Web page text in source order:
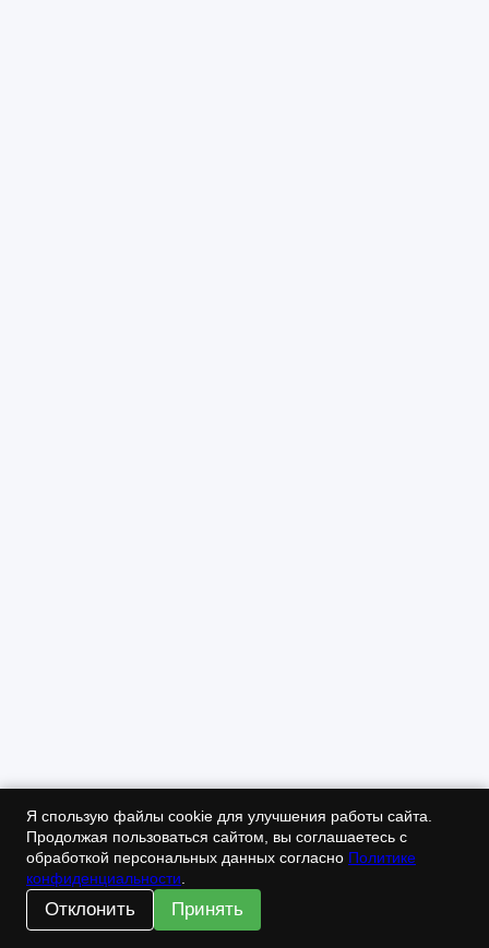
Я спользую файлы cookie для улучшения работы сайта.
Продолжая пользоваться сайтом, вы соглашаетесь с
обработкой персональных данных согласно Политике
конфиденциальности
Отклонить Принять